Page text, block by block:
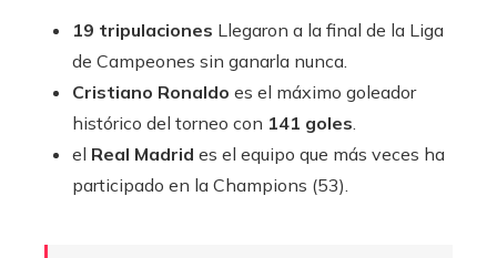
19 tripulaciones Llegaron a la final de la Liga
de Campeones sin ganarla nunca.
Cristiano Ronaldo es el máximo goleador
histórico del torneo con 141 goles
el Real Madrid es el equipo que más veces ha
participado en la Champions (53).